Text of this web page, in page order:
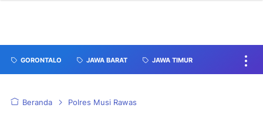
GORONTALO JAWA BARAT JAWA TIMUR
Beranda Polres Musi Rawas